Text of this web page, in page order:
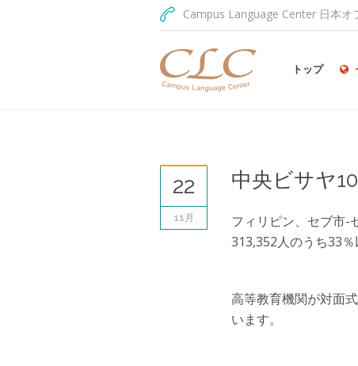
Campus Language Center 日本オ
トップ
22
11月
中央ビサヤ
フィリピン、セブ市-
313,352人のうち33
高等教育機関が対面
います。